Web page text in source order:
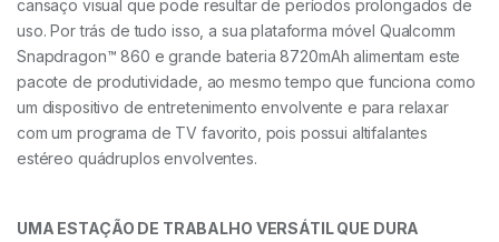
cansaço visual que pode resultar de períodos prolongados de
uso. Por trás de tudo isso, a sua plataforma móvel Qualcomm
Snapdragon™ 860 e grande bateria 8720mAh alimentam este
pacote de produtividade, ao mesmo tempo que funciona como
um dispositivo de entretenimento envolvente e para relaxar
com um programa de TV favorito, pois possui altifalantes
estéreo quádruplos envolventes.
UMA ESTAÇÃO DE TRABALHO VERSÁTIL QUE DURA